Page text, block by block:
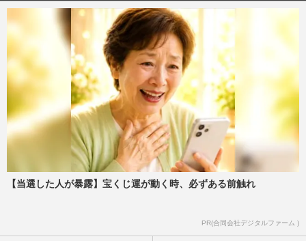
【当選した人が暴露】宝くじ運が動く時、必ずある前触れ
PR(合同会社デジタルファーム )